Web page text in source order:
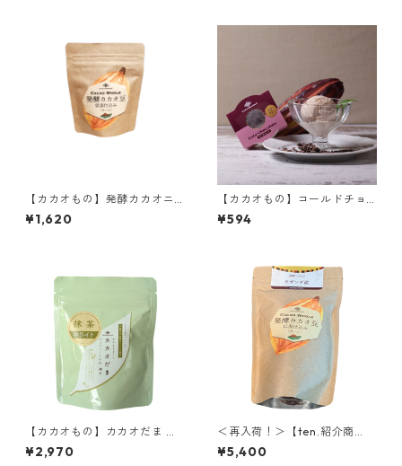
【カカオもの】発酵カカオニ
ブ ホールタイプ70g ウガンダ
産 低温仕込み発酵カカオ豆 ロ
¥1,620
【カカオもの】コールドチョ
コレート ルビーチョコレート4
7% オリジナルアイスクリーム
¥594
【カカオもの】カカオだま プ
レミアム～宇治抹茶ホワイト 6
0g CACAOMONO
¥2,970
＜再入荷！＞【ten.紹介商
品】発酵カカオニブ(ホール) 3
00g ウガンダ産 低温仕込み発
¥5,400